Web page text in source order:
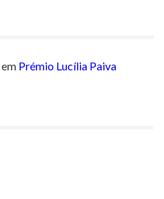
em Prémio Lucília Paiva